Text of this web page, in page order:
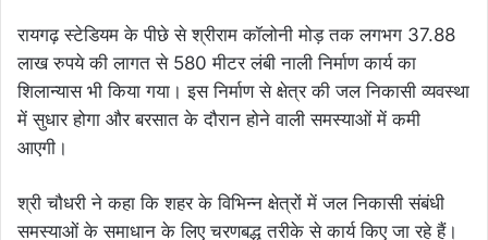
रायगढ़ स्टेडियम के पीछे से श्रीराम कॉलोनी मोड़ तक लगभग 37.88
लाख रुपये की लागत से 580 मीटर लंबी नाली निर्माण कार्य का
शिलान्यास भी किया गया। इस निर्माण से क्षेत्र की जल निकासी व्यवस्था
में सुधार होगा और बरसात के दौरान होने वाली समस्याओं में कमी
आएगी।
श्री चौधरी ने कहा कि शहर के विभिन्न क्षेत्रों में जल निकासी संबंधी
समस्याओं के समाधान के लिए चरणबद्ध तरीके से कार्य किए जा रहे हैं।